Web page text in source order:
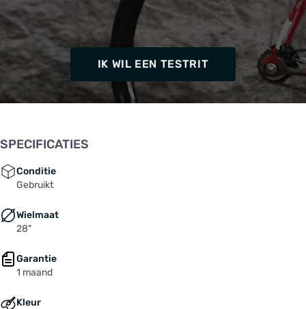
IK WIL EEN TESTRIT
SPECIFICATIES
Conditie
Gebruikt
Wielmaat
28"
Garantie
1 maand
Kleur